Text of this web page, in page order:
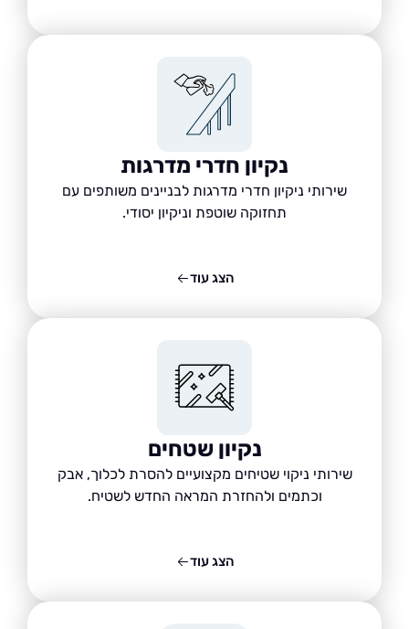
נקיון חדרי מדרגות
שירותי ניקיון חדרי מדרגות לבניינים משותפים עם
תחזוקה שוטפת וניקיון יסודי.
נקיון שטחים
שירותי ניקוי שטיחים מקצועיים להסרת לכלוך, אבק
וכתמים ולהחזרת המראה החדש לשטיח.